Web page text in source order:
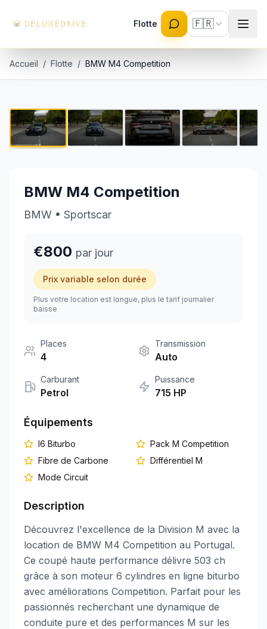
Flotte 🇫🇷
+351 963-584-279
Accueil / Flotte / BMW M4 Competition
1 / 9
BMW M4 Competition
BMW • Sportscar
€800 par jour
Prix variable selon durée
Plus votre location est longue, plus le tarif journalier
baisse
Places
4
Transmission
Auto
Carburant
Petrol
Puissance
715 HP
Équipements
I6 Biturbo
Pack M Competition
Fibre de Carbone
Différentiel M
Mode Circuit
Description
Découvrez l'excellence de la Division M avec la
location de BMW M4 Competition au Portugal.
Ce coupé haute performance délivre 503 ch
grâce à son moteur 6 cylindres en ligne biturbo
avec améliorations Competition. Parfait pour les
passionnés recherchant une dynamique de
conduite pure et des performances M sur les